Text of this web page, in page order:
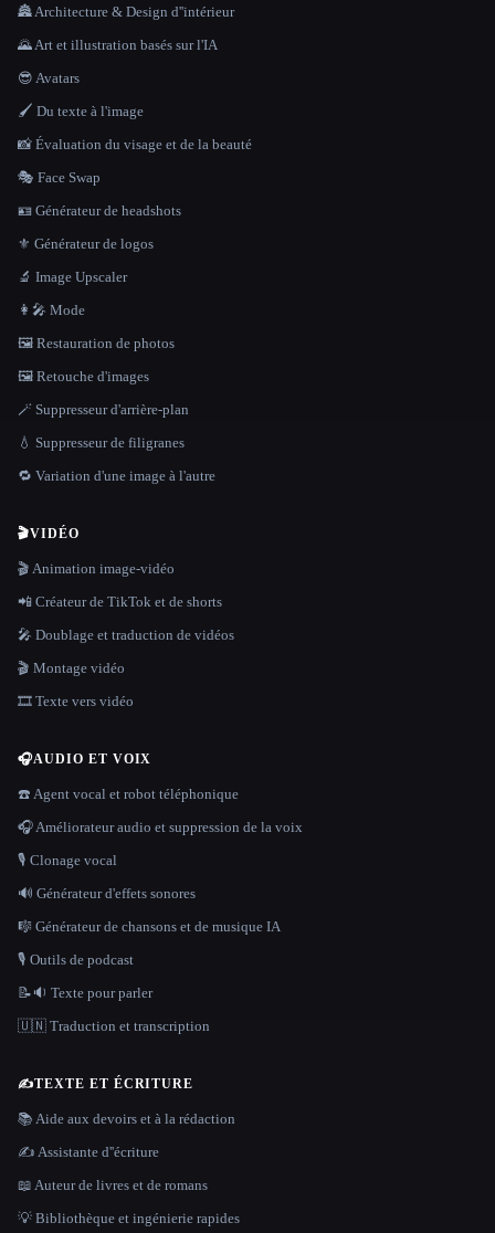
🏯 Architecture & Design d''intérieur
🌄 Art et illustration basés sur l'IA
😎 Avatars
🖌️ Du texte à l'image
📸 Évaluation du visage et de la beauté
🎭 Face Swap
🪪 Générateur de headshots
⚜️ Générateur de logos
🔬 Image Upscaler
👩‍🎤 Mode
🖼️ Restauration de photos
🖼️ Retouche d'images
🪄 Suppresseur d'arrière-plan
💧 Suppresseur de filigranes
🔁 Variation d'une image à l'autre
🎬VIDÉO
🎬 Animation image-vidéo
📲 Créateur de TikTok et de shorts
🎤 Doublage et traduction de vidéos
🎬 Montage vidéo
🎞️ Texte vers vidéo
🎧AUDIO ET VOIX
☎️ Agent vocal et robot téléphonique
🎧 Améliorateur audio et suppression de la voix
🎙️ Clonage vocal
🔊 Générateur d'effets sonores
🎼 Générateur de chansons et de musique IA
🎙️ Outils de podcast
📝🔉 Texte pour parler
🇺🇳 Traduction et transcription
✍️TEXTE ET ÉCRITURE
📚 Aide aux devoirs et à la rédaction
✍️ Assistante d''écriture
📖 Auteur de livres et de romans
💡 Bibliothèque et ingénierie rapides